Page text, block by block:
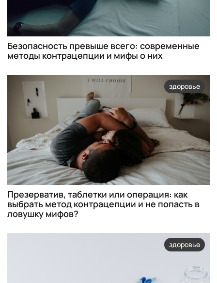
Безопасность превыше всего: современные
методы контрацепции и мифы о них
здоровье
Презерватив, таблетки или операция: как
выбрать метод контрацепции и не попасть в
ловушку мифов?
здоровье